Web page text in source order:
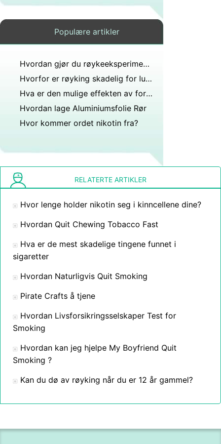
Populære artikler
Hvordan gjør du røykeeksperimenter?
Hvorfor er røyking skadelig for lungene ?
Hva er den mulige effekten av for mye røyking?
Hvordan lage Aluminiumsfolie Rør
Hvor kommer ordet nikotin fra?
RELATERTE ARTIKLER
Hvor lenge holder nikotin seg i kinncellene dine?
Hvordan Quit Chewing Tobacco Fast
Hva er de mest skadelige tingene funnet i
sigaretter
Hvordan Naturligvis Quit Smoking
Pirate Crafts å tjene
Hvordan Livsforsikringsselskaper Test for
Smoking
Hvordan kan jeg hjelpe My Boyfriend Quit
Smoking ?
Kan du dø av røyking når du er 12 år gammel?